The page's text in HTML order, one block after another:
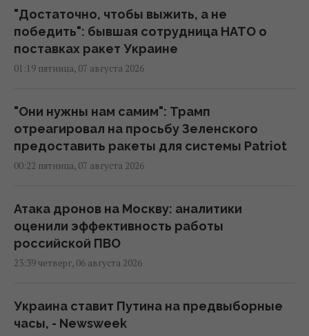
"Достаточно, чтобы выжить, а не
победить": бывшая сотрудница НАТО о
поставках ракет Украине
01:19 пятница, 07 августа 2026
"Они нужны нам самим": Трамп
отреагировал на просьбу Зеленского
предоставить ракеты для системы Patriot
00:22 пятница, 07 августа 2026
Атака дронов на Москву: аналитики
оценили эффективность работы
российской ПВО
23:39 четверг, 06 августа 2026
Украина ставит Путина на предвыборные
часы, - Newsweek